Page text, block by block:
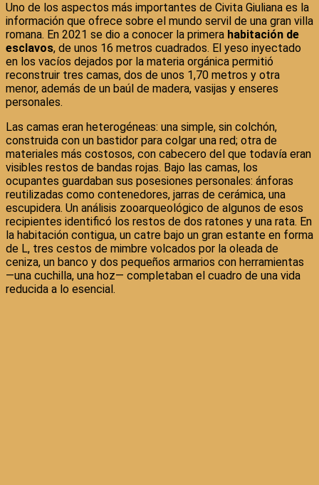
Uno de los aspectos más importantes de Civita Giuliana es la
información que ofrece sobre el mundo servil de una gran villa
romana. En 2021 se dio a conocer la primera habitación de
esclavos, de unos 16 metros cuadrados. El yeso inyectado
en los vacíos dejados por la materia orgánica permitió
reconstruir tres camas, dos de unos 1,70 metros y otra
menor, además de un baúl de madera, vasijas y enseres
personales.
Las camas eran heterogéneas: una simple, sin colchón,
construida con un bastidor para colgar una red; otra de
materiales más costosos, con cabecero del que todavía eran
visibles restos de bandas rojas. Bajo las camas, los
ocupantes guardaban sus posesiones personales: ánforas
reutilizadas como contenedores, jarras de cerámica, una
escupidera. Un análisis zooarqueológico de algunos de esos
recipientes identificó los restos de dos ratones y una rata. En
la habitación contigua, un catre bajo un gran estante en forma
de L, tres cestos de mimbre volcados por la oleada de
ceniza, un banco y dos pequeños armarios con herramientas
—una cuchilla, una hoz— completaban el cuadro de una vida
reducida a lo esencial.